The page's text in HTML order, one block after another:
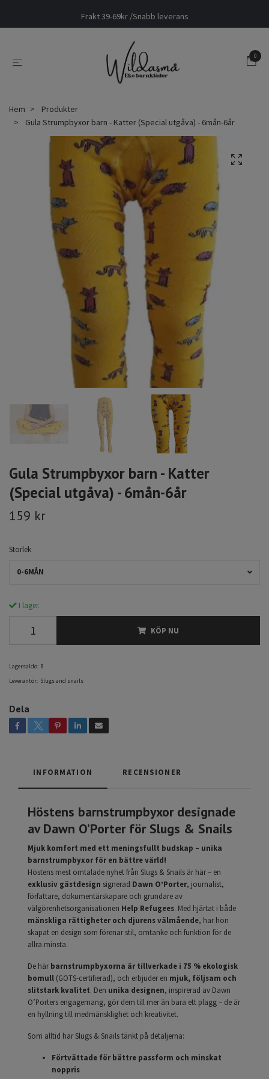
Frakt 39-69kr /Snabb leverans
0
Hem
Produkter
Gula Strumpbyxor barn - Katter (Special utgåva) - 6mån-6år
Gula Strumpbyxor barn - Katter
(Special utgåva) - 6mån-6år
159 kr
Storlek
0-6MÅN
I lager.
KÖP NU
Lagersaldo: 8
Leverantör: Slugs and snails
Dela
INFORMATION RECENSIONER
Höstens barnstrumpbyxor designade
av Dawn O’Porter för Slugs & Snails
Mjuk komfort med ett meningsfullt budskap – unika
barnstrumpbyxor för en bättre värld!
Höstens mest omtalade nyhet från Slugs & Snails är här – en
exklusiv gästdesign signerad Dawn O’Porter, journalist,
författare, dokumentärskapare och grundare av
välgörenhetsorganisationen Help Refugees. Med hjärtat i både
mänskliga rättigheter och djurens välmående, har hon
skapat en design som förenar stil, omtanke och funktion för de
allra minsta.
De härbarnstrumpbyxorna är tillverkade i 75 % ekologisk
bomull (GOTS-certifierad), och erbjuder en mjuk, följsam och
slitstark kvalitet. Den unika designen, inspirerad av Dawn
O’Porters engagemang, gör dem till mer än bara ett plagg – de är
en hyllning till medmänsklighet och kreativitet.
Som alltid har Slugs & Snails tänkt på detaljerna:
Förtvättade för bättre passform och minskat
noppris